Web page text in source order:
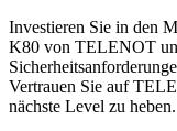
Investieren Sie in den
K80 von TELENOT
Vertrauen Sie auf
nächste Level zu heben.